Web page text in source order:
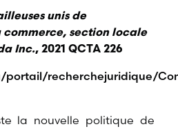
unis de
commerce, section locale
Inc., 2021 QCTA 226
recherchejuridique/
la nouvelle politique de